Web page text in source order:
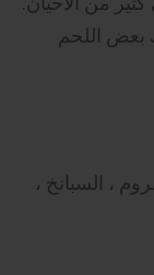
بعض اللحم
، السبانخ ،